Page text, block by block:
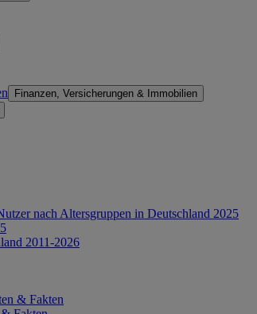
Finanzen, Versicherungen & Immobilien
nach Altersgruppen in Deutschland 2025
2011-2026
& Fakten